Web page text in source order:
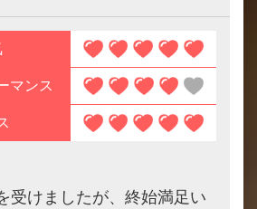
マンス
受けましたが、終始満足い